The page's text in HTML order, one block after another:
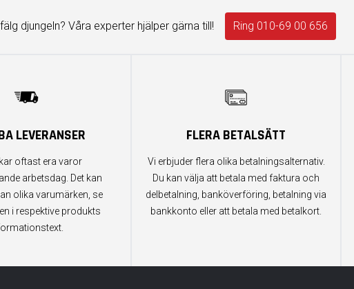
djungeln? Våra experter hjälper gärna till! Ring 010-69 00 656
LEVERANSER
oftast era varor
arbetsdag. Det kan
olika varumärken, se
i respektive produkts
FLERA BETALSÄTT
Vi erbjuder flera olika betalningsalternativ.
Du kan välja att betala med faktura och
delbetalning, banköverföring, betalning via
bankkonto eller att betala med betalkort.